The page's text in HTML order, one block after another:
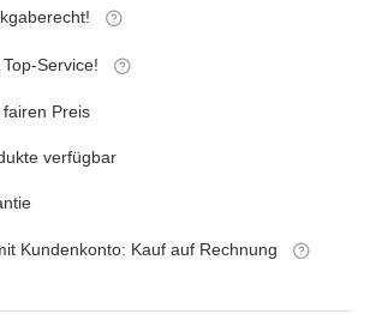
Service!
Preis
verfügbar
Kundenkonto: Kauf auf Rechnung